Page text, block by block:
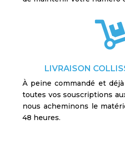
LIVRAISON
À peine commandé et
toutes vos souscriptions
nous acheminons le
48 heures.